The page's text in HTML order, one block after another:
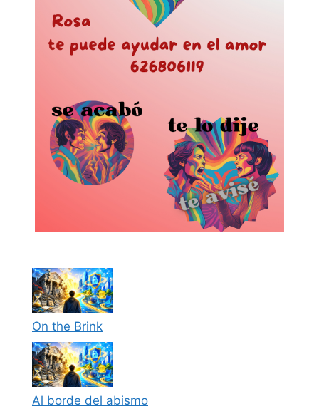
On the Brink
Al borde del abismo